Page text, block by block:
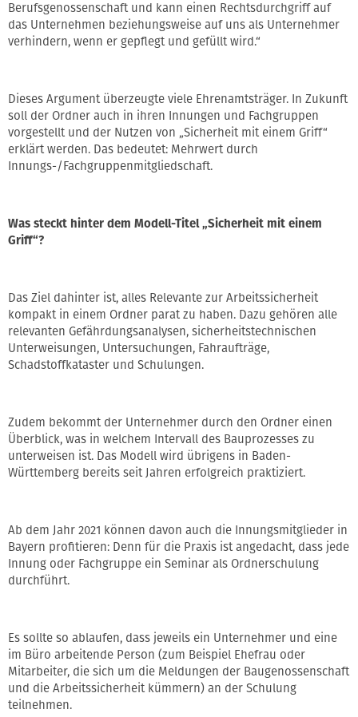
Berufsgenossenschaft und kann einen Rechtsdurchgriff auf
das Unternehmen beziehungsweise auf uns als Unternehmer
verhindern, wenn er gepflegt und gefüllt wird.“
Dieses Argument überzeugte viele Ehrenamtsträger. In Zukunft
soll der Ordner auch in ihren Innungen und Fachgruppen
vorgestellt und der Nutzen von „Sicherheit mit einem Griff“
erklärt werden. Das bedeutet: Mehrwert durch
Innungs-/Fachgruppenmitgliedschaft.
Was steckt hinter dem Modell-Titel „Sicherheit mit einem
Griff“?
Das Ziel dahinter ist, alles Relevante zur Arbeitssicherheit
kompakt in einem Ordner parat zu haben. Dazu gehören alle
relevanten Gefährdungsanalysen, sicherheitstechnischen
Unterweisungen, Untersuchungen, Fahraufträge,
Schadstoffkataster und Schulungen.
Zudem bekommt der Unternehmer durch den Ordner einen
Überblick, was in welchem Intervall des Bauprozesses zu
unterweisen ist. Das Modell wird übrigens in Baden-
Württemberg bereits seit Jahren erfolgreich praktiziert.
Ab dem Jahr 2021 können davon auch die Innungsmitglieder in
Bayern profitieren: Denn für die Praxis ist angedacht, dass jede
Innung oder Fachgruppe ein Seminar als Ordnerschulung
durchführt.
Es sollte so ablaufen, dass jeweils ein Unternehmer und eine
im Büro arbeitende Person (zum Beispiel Ehefrau oder
Mitarbeiter, die sich um die Meldungen der Baugenossenschaft
und die Arbeitssicherheit kümmern) an der Schulung
teilnehmen.